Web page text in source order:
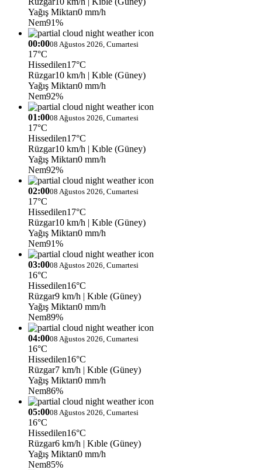
Yağış Miktarı0 mm/h
Nem91%
00:0008 Ağustos 2026, Cumartesi
17°C
Hissedilen17°C
Rüzgar10 km/h | Kıble (Güney)
Yağış Miktarı0 mm/h
Nem92%
01:0008 Ağustos 2026, Cumartesi
17°C
Hissedilen17°C
Rüzgar10 km/h | Kıble (Güney)
Yağış Miktarı0 mm/h
Nem92%
02:0008 Ağustos 2026, Cumartesi
17°C
Hissedilen17°C
Rüzgar10 km/h | Kıble (Güney)
Yağış Miktarı0 mm/h
Nem91%
03:0008 Ağustos 2026, Cumartesi
16°C
Hissedilen16°C
Rüzgar9 km/h | Kıble (Güney)
Yağış Miktarı0 mm/h
Nem89%
04:0008 Ağustos 2026, Cumartesi
16°C
Hissedilen16°C
Rüzgar7 km/h | Kıble (Güney)
Yağış Miktarı0 mm/h
Nem86%
05:0008 Ağustos 2026, Cumartesi
16°C
Hissedilen16°C
Rüzgar6 km/h | Kıble (Güney)
Yağış Miktarı0 mm/h
Nem85%